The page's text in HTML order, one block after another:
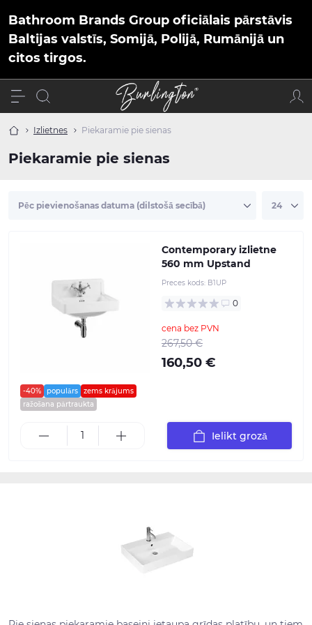
Bathroom Brands Group oficiālais pārstāvis
Baltijas valstīs, Somijā, Polijā, Rumānijā un
citos tirgos.
Izlietnes Piekaramie pie sienas
Piekaramie pie sienas
-40% populārs
zems krājums
ražošana pārtraukta
Contemporary izlietne
560 mm Upstand
Preces kods: B1UP
0
cena bez PVN
267,50 €
160,50 €
Ielikt grozā